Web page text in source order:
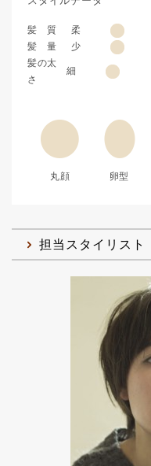
髪 質 柔
髪 量
少
髪の太
さ
細
丸顔 卵型
担当スタイリスト